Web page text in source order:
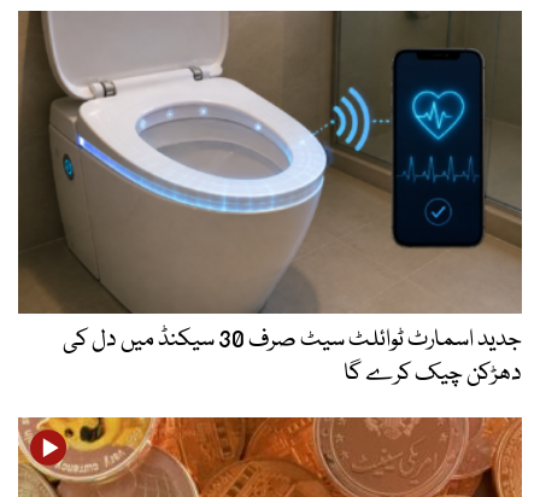
جدید اسمارٹ ٹوائلٹ سیٹ صرف 30 سیکنڈ میں دل کی
دھڑکن چیک کرے گا